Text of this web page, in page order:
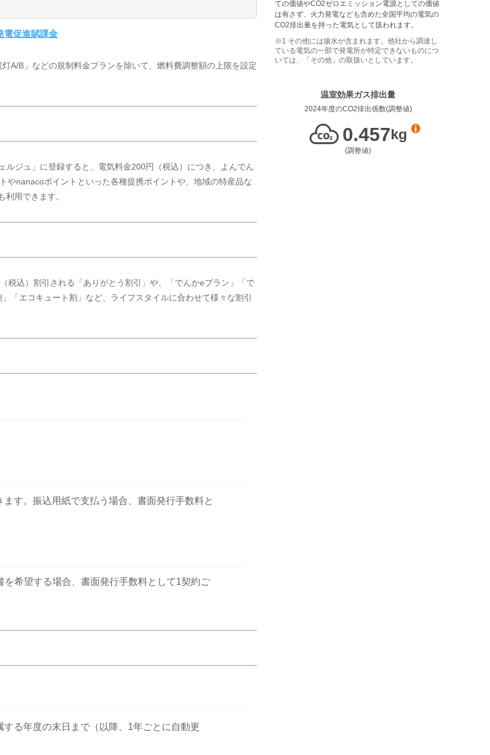
ての価値やCO2ゼロエミッション電源としての価値
は有さず、火力発電なども含めた全国平均の電気の
CO2排出量を持った電気として扱われます。
その他には揚水が含まれます。他社から調達し
ている電気の一部で発電所が特定できないものにつ
いては、「その他」の取扱いとしています。
温室効果ガス排出量
2024年度のCO2排出係数(調整値)
0.457kg
(調整値)
電促進賦課金
A/B」などの規制料金プランを除いて、燃料費調整額の上限を設定
ジュ」に登録すると、電気料金200円（税込）につき、よんでん
やnanacoポイントといった各種提携ポイントや、地域の特産品な
用できます。
税込）割引される「ありがとう割引」や、「でんかeプラン」「で
「エコキュート割」など、ライフスタイルに合わせて様々な割引
す。振込用紙で支払う場合、書面発行手数料と
希望する場合、書面発行手数料として1契約ご
る年度の末日まで（以降、1年ごとに自動更